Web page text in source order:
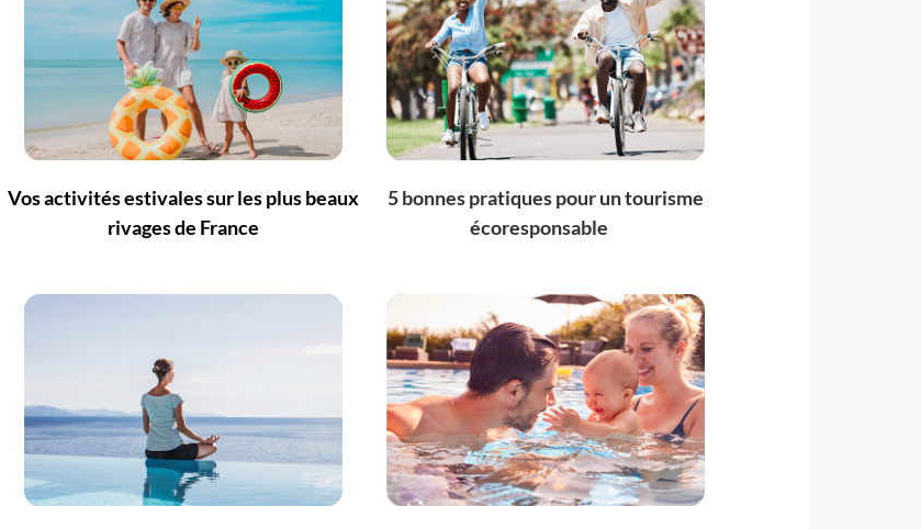
Vos activités estivales sur les plus beaux
rivages de France
5 bonnes pratiques pour un tourisme
écoresponsable